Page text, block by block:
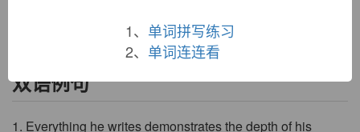
双语例句
1. Everything he writes demonstrates the depth of his
1、 单词拼写练习
2、 单词连连看